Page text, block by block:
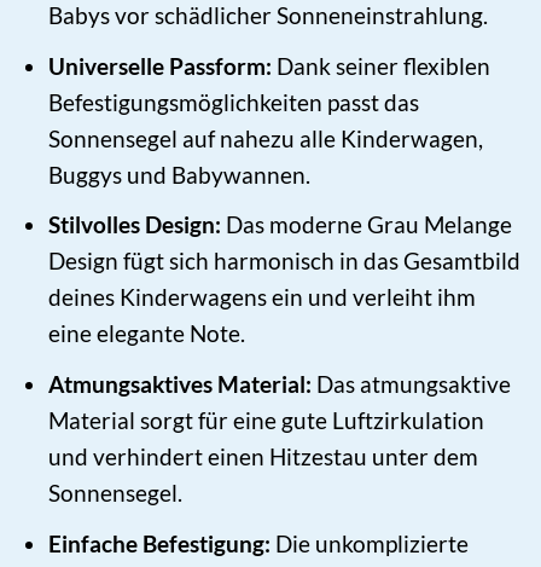
Babys vor schädlicher Sonneneinstrahlung.
Universelle Passform: Dank seiner flexiblen
Befestigungsmöglichkeiten passt das
Sonnensegel auf nahezu alle Kinderwagen,
Buggys und Babywannen.
Stilvolles Design: Das moderne Grau Melange
Design fügt sich harmonisch in das Gesamtbild
deines Kinderwagens ein und verleiht ihm
eine elegante Note.
Atmungsaktives Material: Das atmungsaktive
Material sorgt für eine gute Luftzirkulation
und verhindert einen Hitzestau unter dem
Sonnensegel.
Einfache Befestigung: Die unkomplizierte